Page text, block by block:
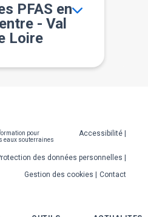
PFAS en
- Val
Loire
pour
eaux souterraines
Accessibilité
des données personnelles
Gestion des cookies
Contact